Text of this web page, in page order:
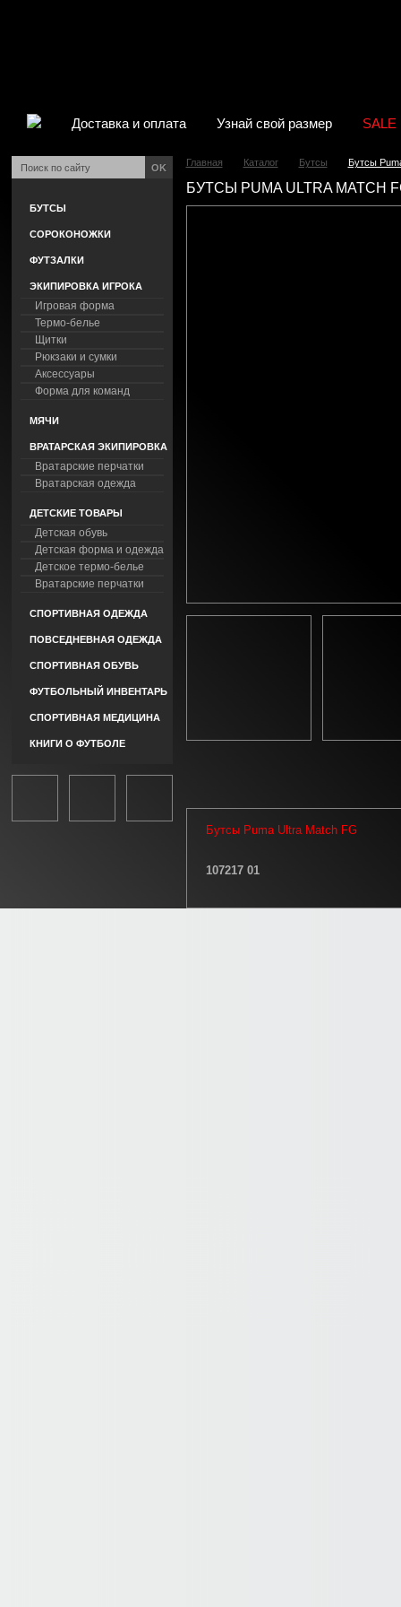
Доставка и оплата Узнай свой размер SALE
OK
БУТСЫ
СОРОКОНОЖКИ
ФУТЗАЛКИ
ЭКИПИРОВКА ИГРОКА
Игровая форма
Термо-белье
Щитки
Рюкзаки и сумки
Аксессуары
Форма для команд
МЯЧИ
ВРАТАРСКАЯ ЭКИПИРОВКА
Вратарские перчатки
Вратарская одежда
ДЕТСКИЕ ТОВАРЫ
Детская обувь
Детская форма и одежда
Детское термо-белье
Вратарские перчатки
СПОРТИВНАЯ ОДЕЖДА
ПОВСЕДНЕВНАЯ ОДЕЖДА
СПОРТИВНАЯ ОБУВЬ
ФУТБОЛЬНЫЙ ИНВЕНТАРЬ
СПОРТИВНАЯ МЕДИЦИНА
КНИГИ О ФУТБОЛЕ
Главная Каталог Бутсы Бутсы
БУТСЫ PUMA ULTRA MATCH
Бутсы Puma Ultra Match FG
107217 01